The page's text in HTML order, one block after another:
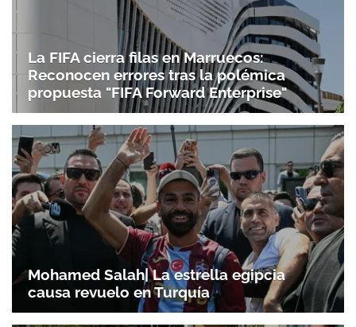
La FIFA cierra filas en Marruecos:
Reconocen errores tras la polémica
propuesta "FIFA Forward Enterprise"
Mohamed Salah| La estrella egipcia
causa revuelo en Turquía